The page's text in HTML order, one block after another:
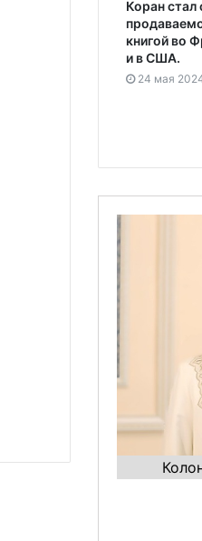
Коран стал
книгой во
и в США.
24 мая